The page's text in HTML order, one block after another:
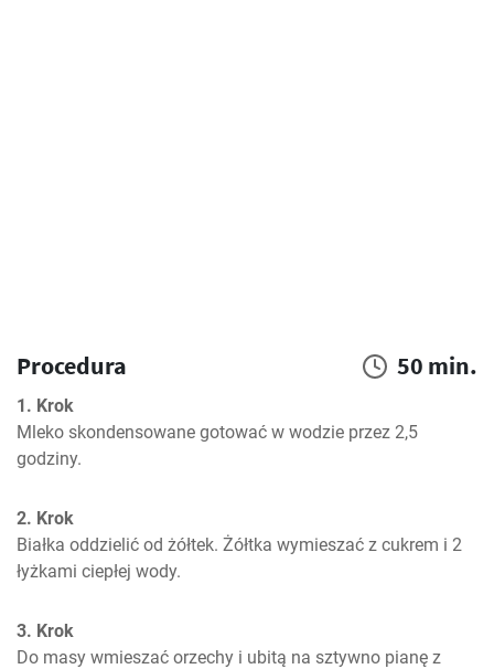
Procedura 50 min.
1. Krok
Mleko skondensowane gotować w wodzie przez 2,5
godziny.
2. Krok
Białka oddzielić od żółtek. Żółtka wymieszać z cukrem i 2
łyżkami ciepłej wody.
3. Krok
Do masy wmieszać orzechy i ubitą na sztywno pianę z